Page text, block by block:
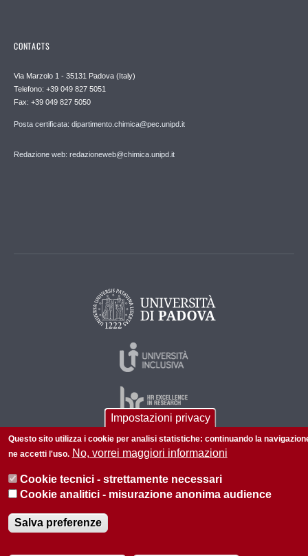
CONTACTS
Via Marzolo 1 - 35131 Padova (Italy)
Telefono: +39 049 827 5051
Fax: +39 049 827 5050
Posta certificata: dipartimento.chimica@pec.unipd.it
Redazione web: redazioneweb@chimica.unipd.it
© 2026 Università di Padova - Tutti i diritti riservati
P.I. 00742430283 C.F. 80006480281
Amministrazione trasparente Privacy
Impostazioni privacy
Questo sito utilizza i cookie per analisi statistiche: continuando la
ne accetti l'uso. No, vorrei maggiori informazioni
Cookie tecnici - strettamente necessari
Cookie analitici - misurazione anonima audience
Salva preferenze